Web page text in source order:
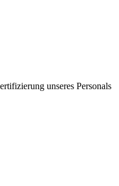
unseres Personals